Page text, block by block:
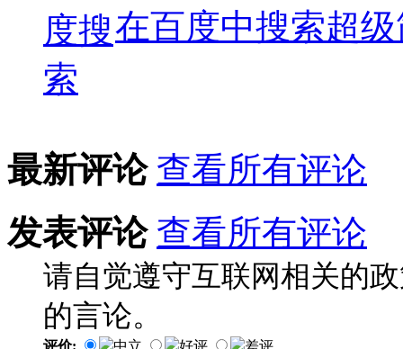
在百度中搜索超
最新评论 查看所有评论
发表评论 查看所有评论
请自觉遵守互联网相关的
的言论。
评价: 中立 好评 差评